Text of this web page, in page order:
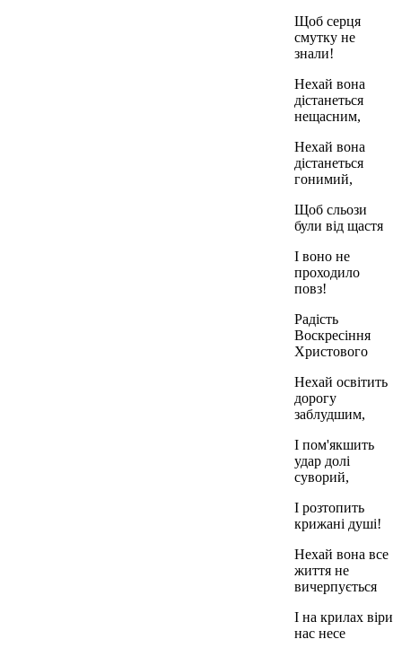
Щоб серця
смутку не
знали!
Нехай вона
дістанеться
нещасним,
Нехай вона
дістанеться
гонимий,
Щоб сльози
були від щастя
І воно не
проходило
повз!
Радість
Воскресіння
Христового
Нехай освітить
дорогу
заблудшим,
І пом'якшить
удар долі
суворий,
І розтопить
крижані душі!
Нехай вона все
життя не
вичерпується
І на крилах віри
нас несе